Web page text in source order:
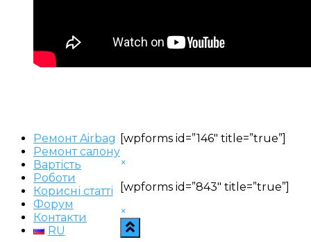
Ремонт Airbag
Ремонт салону
Вартість
Роботи
Корисні статті
Форум
Контакти
RU
[wpforms id=”146″ title=”true”]
×
[wpforms id=”843″ title=”true”]
×